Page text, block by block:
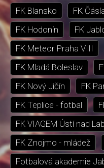
FK Blansko
FK
FK Hodonín
FK
FK Meteor Praha VIII
FK Mladá Boleslav
FK Nový Jičín
FK
FK Teplice - fotbal
FK VIAGEM Ústí nad
FK Znojmo - mládež
Fotbalová akademie